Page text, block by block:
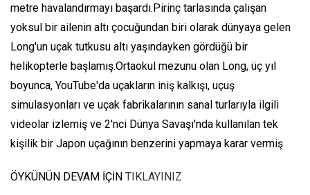
metre havalandırmayı başardı.Pirinç tarlasında çalışan
yoksul bir ailenin altı çocuğundan biri olarak dünyaya gelen
Long'un uçak tutkusu altı yaşındayken gördüğü bir
helikopterle başlamış.Ortaokul mezunu olan Long, üç yıl
boyunca, YouTube'da uçakların iniş kalkışı, uçuş
simulasyonları ve uçak fabrikalarının sanal turlarıyla ilgili
videolar izlemiş ve 2'nci Dünya Savaşı'nda kullanılan tek
kişilik bir Japon uçağının benzerini yapmaya karar vermiş
ÖYKÜNÜN DEVAM İÇİN TIKLAYINIZ